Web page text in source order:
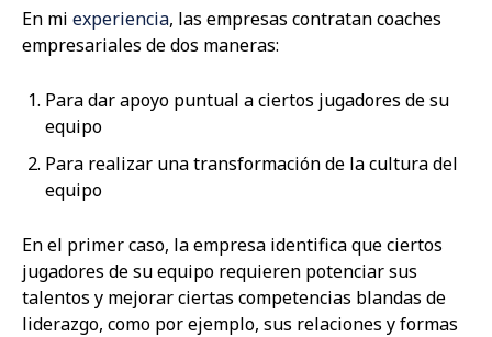
En mi experiencia, las empresas contratan coaches
empresariales de dos maneras:
Para dar apoyo puntual a ciertos jugadores de su
equipo
Para realizar una transformación de la cultura del
equipo
En el primer caso, la empresa identifica que ciertos
jugadores de su equipo requieren potenciar sus
talentos y mejorar ciertas competencias blandas de
liderazgo, como por ejemplo, sus relaciones y formas